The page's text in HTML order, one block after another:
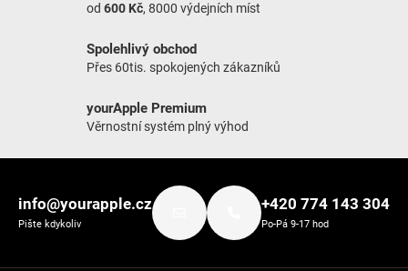
od 600 Kč, 8000 výdejních míst
Spolehlivý obchod
Přes 60tis. spokojených zákazníků
yourApple Premium
Věrnostní systém plný výhod
info@yourapple.cz
Pište kdykoliv
+420 774 143 304
Po-Pá 9-17 hod